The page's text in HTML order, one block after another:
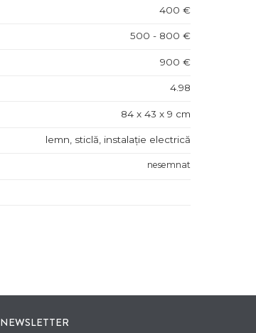
400 €
500 - 800 €
900 €
4.98
84 x 43 x 9 cm
lemn, sticlă, instalație electrică
nesemnat
NEWSLETTER